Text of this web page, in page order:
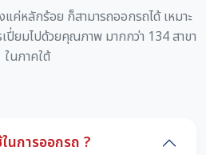
ค่หลักร้อย ก็สามารถออกรถได้ เหมาะ
ปี่ยมไปด้วยคุณภาพ มากกว่า 134 สาขา
ในภาคใต้
นการออกรถ ?